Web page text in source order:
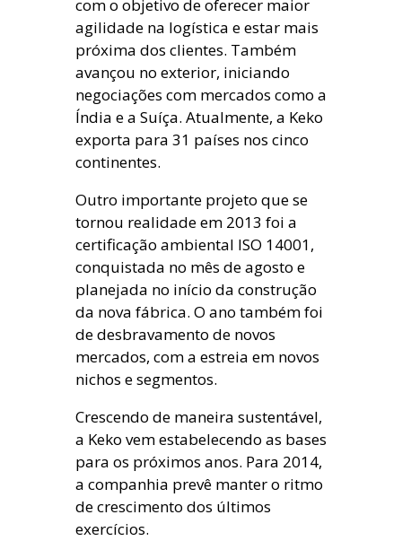
com o objetivo de oferecer maior
agilidade na logística e estar mais
próxima dos clientes. Também
avançou no exterior, iniciando
negociações com mercados como a
Índia e a Suíça. Atualmente, a Keko
exporta para 31 países nos cinco
continentes.
Outro importante projeto que se
tornou realidade em 2013 foi a
certificação ambiental ISO 14001,
conquistada no mês de agosto e
planejada no início da construção
da nova fábrica. O ano também foi
de desbravamento de novos
mercados, com a estreia em novos
nichos e segmentos.
Crescendo de maneira sustentável,
a Keko vem estabelecendo as bases
para os próximos anos. Para 2014,
a companhia prevê manter o ritmo
de crescimento dos últimos
exercícios.